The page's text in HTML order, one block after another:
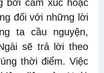
bởi cảm xúc hoặc
đối với những lời
ta cầu nguyện,
sẽ trả lời theo
thời điểm. Việc